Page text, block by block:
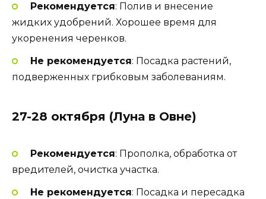
Рекомендуется: Полив и внесение
жидких удобрений. Хорошее время для
укоренения черенков.
Не рекомендуется: Посадка растений,
подверженных грибковым заболеваниям.
27-28 октября (Луна в Овне)
Рекомендуется: Прополка, обработка от
вредителей, очистка участка.
Не рекомендуется: Посадка и пересадка